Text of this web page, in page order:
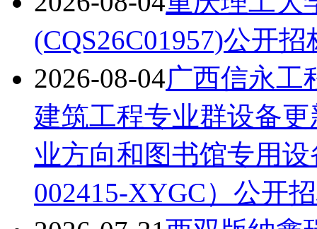
(CQS26C01957)公开
2026-08-04广西信永工
建筑工程专业群设备
业方向和图书馆专用
002415-XYGC）公开
2026-07-31西双版纳鑫